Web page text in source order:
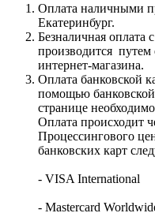
Оплата наличными
Екатеринбург.
Безналичная
производится путем
интернет-магазина.
Оплата банковской
помощью
странице
Оплата происходит
Процессингового
банковских карт
- VISA International
- Mastercard